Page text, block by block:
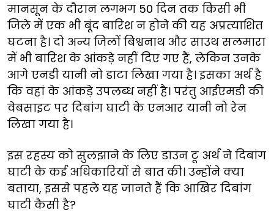
मानसून के दौरान लगभग 50 दिन तक किसी भी
जिले में एक भी बूंद बारिश न होने की यह अप्रत्याशित
घटना है। दो अन्य जिलों बिश्वनाथ और साउथ सलमारा
में भी बारिश के आंकड़े नहीं दिए गए हैं, लेकिन उनके
आगे एनडी यानी नो डाटा लिखा गया है। इसका अर्थ है
कि वहां के आंकड़े उपलब्ध नहीं है। परंतु आईएमडी की
वेबसाइट पर दिबांग घाटी के एनआर यानी नो रेन
लिखा गया है।
इस रहस्य को सुलझाने के लिए डाउन टू अर्थ ने दिबांग
घाटी के कई अधिकारियों से बात की। उन्होंने क्या
बताया, इससे पहले यह जानते हैं कि आखिर दिबांग
घाटी कैसी है?